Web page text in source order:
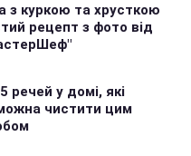
з куркою та хрусткою
рецепт з фото від
речей у домі, які
чистити цим